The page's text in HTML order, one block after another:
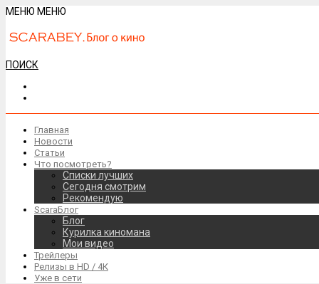
МЕНЮ МЕНЮ
ПОИСК
Главная
Новости
Статьи
Что посмотреть?
Списки лучших
Сегодня смотрим
Рекомендую
ScaraБлог
Блог
Курилка киномана
Мои видео
Трейлеры
Релизы в HD / 4К
Уже в сети